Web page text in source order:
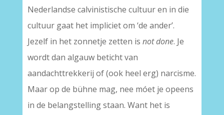
Nederlandse calvinistische cultuur en in die
cultuur gaat het impliciet om ‘de ander’.
Jezelf in het zonnetje zetten is not done. Je
wordt dan algauw beticht van
aandachttrekkerij of (ook heel erg) narcisme.
Maar op de bühne mag, nee móet je opeens
in de belangstelling staan. Want het is